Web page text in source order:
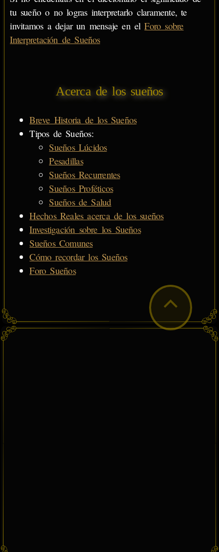
tu sueño o no logras interpretarlo claramente, te
invitamos a dejar un mensaje en elForo sobre
Interpretación de Sueños
Acerca de los sueños
Breve Historia de los Sueños
Tipos de Sueños:
Sueños Lúcidos
Pesadillas
Sueños Recurrentes
Sueños Proféticos
Sueños de Salud
Hechos Reales acerca de los sueños
Investigación sobre los Sueños
Sueños Comunes
Cómo recordar los Sueños
Foro Sueños